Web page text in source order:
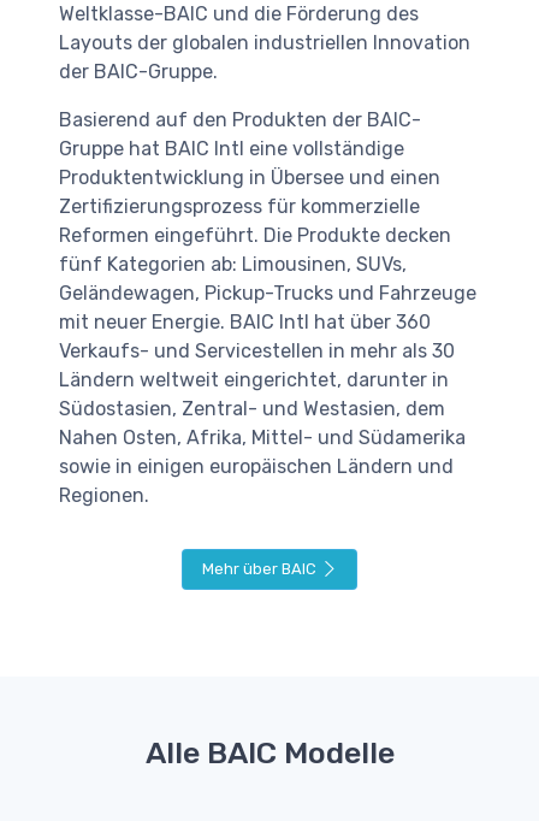
Weltklasse-BAIC und die Förderung des
Layouts der globalen industriellen Innovation
der BAIC-Gruppe.
Basierend auf den Produkten der BAIC-
Gruppe hat BAIC Intl eine vollständige
Produktentwicklung in Übersee und einen
Zertifizierungsprozess für kommerzielle
Reformen eingeführt. Die Produkte decken
fünf Kategorien ab: Limousinen, SUVs,
Geländewagen, Pickup-Trucks und Fahrzeuge
mit neuer Energie. BAIC Intl hat über 360
Verkaufs- und Servicestellen in mehr als 30
Ländern weltweit eingerichtet, darunter in
Südostasien, Zentral- und Westasien, dem
Nahen Osten, Afrika, Mittel- und Südamerika
sowie in einigen europäischen Ländern und
Regionen.
Mehr über BAIC
Alle BAIC Modelle